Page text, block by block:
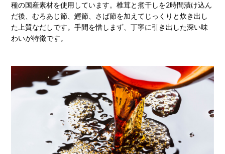
種の国産素材を使用しています。椎茸と煮干しを2時間漬け込ん
だ後、むろあじ節、鰹節、さば節を加えてじっくりと炊き出し
た上質なだしです。手間を惜しまず、丁寧に引き出した深い味
わいが特徴です。